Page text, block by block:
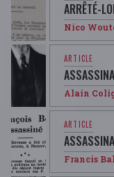
ARRÊTÉ-
Nico
Alain
Francis